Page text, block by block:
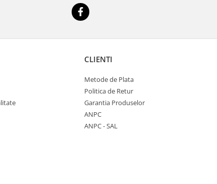
CLIENTI
Metode de Plata
Politica de Retur
Garantia Produselor
ANPC
ANPC - SAL